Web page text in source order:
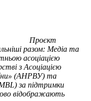
Проєкт
разом: Медіа та
асоціацією
з Асоціацією
(АНРВУ) та
за підтримки
відображають